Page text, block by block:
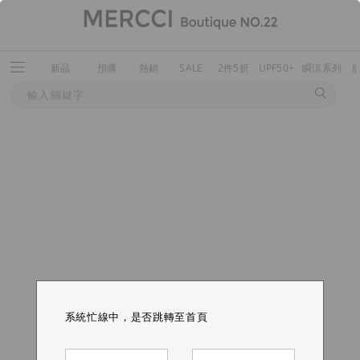
新品 預購 熱銷 SALE 2件5折 UPF50+ 瞬涼系列
系統忙線中，是否跳轉至首頁
系統忙線中，是否跳轉至首頁
系統忙線中，是否跳轉至首頁
系統忙線中，是否跳轉至首頁
系統忙線中，是否跳轉至首頁